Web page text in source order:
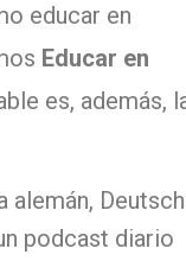
educar en
Educar en
es, además,
alemán,
podcast diario